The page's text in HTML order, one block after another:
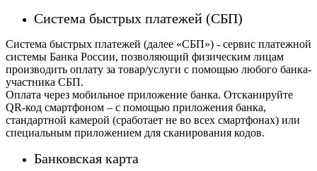
Система быстрых платежей (СБП)
Система быстрых платежей (далее «СБП») - сервис платежной
системы Банка России, позволяющий физическим лицам
производить оплату за товар/услуги с помощью любого банка-
участника СБП.
Оплата через мобильное приложение банка. Отсканируйте
QR-код смартфоном – с помощью приложения банка,
стандартной камерой (сработает не во всех смартфонах) или
специальным приложением для сканирования кодов.
Банковская карта